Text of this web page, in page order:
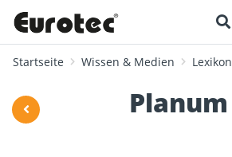
Startseite Wissen & Medien Lexikon
Planum